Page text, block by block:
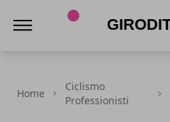
Home
Ciclismo
Professionisti